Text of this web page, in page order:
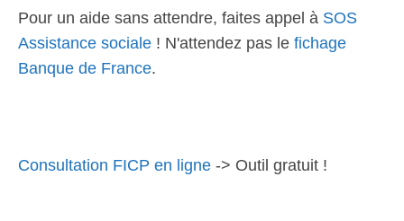
Pour un aide sans attendre, faites appel à SOS
Assistance sociale ! N'attendez pas le fichage
Banque de France.
Consultation FICP en ligne -> Outil gratuit !